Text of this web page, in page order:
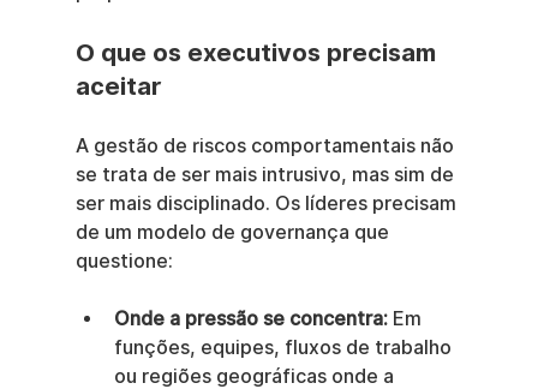
O que os executivos precisam
aceitar
A gestão de riscos comportamentais não
se trata de ser mais intrusivo, mas sim de
ser mais disciplinado. Os líderes precisam
de um modelo de governança que
questione:
Onde a pressão se concentra: Em
funções, equipes, fluxos de trabalho
ou regiões geográficas onde a